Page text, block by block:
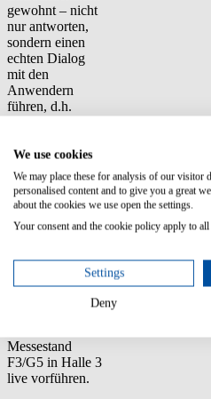
gewohnt – nicht
nur antworten,
sondern einen
echten Dialog
mit den
Anwendern
führen, d.h.
stellen. So wird
ein natürlicheres
Serviceerlebnis
ermöglicht. Im
Rahmen der
CallCenterWorld
Februar in Berlin
wird unymira
Messestand
F3/G5 in Halle 3
live vorführen.
We use cookies
We may place these for analysis of our visitor
personalised content and to give you a great
about the cookies we use open the settings.
Your consent and the cookie policy apply to
Settings
Deny